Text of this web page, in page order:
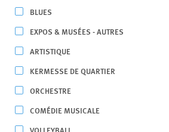
BLUES
EXPOS & MUSÉES - AUTRES
ARTISTIQUE
KERMESSE DE QUARTIER
ORCHESTRE
COMÉDIE MUSICALE